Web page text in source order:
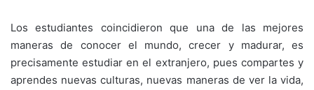
Los estudiantes coincidieron que una de las mejores
maneras de conocer el mundo, crecer y madurar, es
precisamente estudiar en el extranjero, pues compartes y
aprendes nuevas culturas, nuevas maneras de ver la vida,